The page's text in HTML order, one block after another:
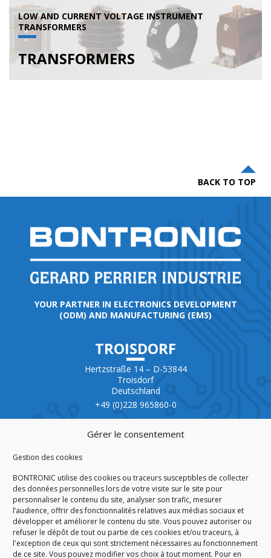
Gérer le consentement
Gestion des cookies
BONTRONIC utilise des cookies ou traceurs susceptibles de collecter
des données personnelles lors de votre visite sur le site pour
personnaliser le contenu du site, analyser son trafic, mesurer
l’audience, offrir des fonctionnalités relatives aux médias sociaux et
développer et améliorer le contenu du site. Vous pouvez autoriser ou
refuser le dépôt de tout ou partie de ces cookies et/ou traceurs, à
l'exception de ceux qui sont strictement nécessaires au fonctionnement
de ce site. Vous pouvez modifier vos choix à tout moment. Pour en
LOW AND CURRENT VOLTAGE INSTRUMENT
TRANSFORMERS
TRANSFORMERS
BACK TO TOP
YOUR PARTNER IN ELECTRONICS DEVELOPMENT
(ODM) AND MANUFACTURING (EMS)
TROISDORF
Hertzstraße 14 – D-53844
Troisdorf
Deutschland
+49 (0)228 965860-0
CERTIFICATION
ISO 9001:2015